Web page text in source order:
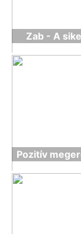
Zab - A
Pozitív